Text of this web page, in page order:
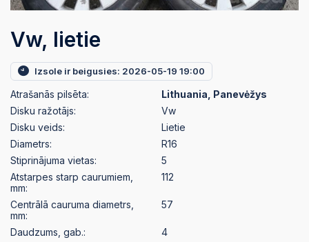
Vw, lietie
Izsole ir beigusies: 2026-05-19 19:00
Atrašanās pilsēta:
Lithuania, Panevėžys
Disku ražotājs:
Vw
Disku veids:
Lietie
Diametrs:
R16
Stiprinājuma vietas:
5
Atstarpes starp caurumiem,
mm:
112
Centrālā cauruma diametrs,
mm:
57
Daudzums, gab.:
4